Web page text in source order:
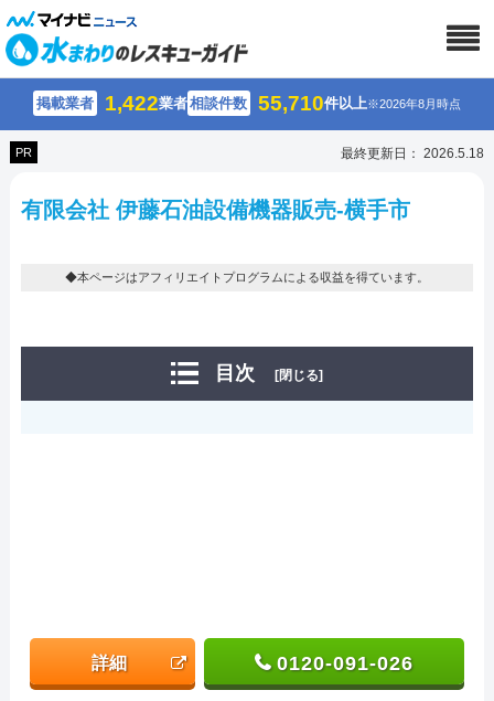
掲載業者 1,422業者相談件数 55,710件以上※2026年8月時点
PR 最終更新日： 2026.5.18
有限会社 伊藤石油設備機器販売-横手市
◆本ページはアフィリエイトプログラムによる収益を得ています。
目次 [閉じる]
詳細 0120-091-026